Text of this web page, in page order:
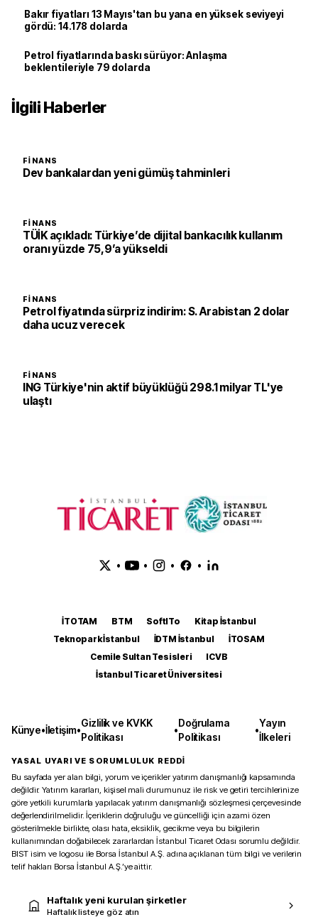
Bakır fiyatları 13 Mayıs'tan bu yana en yüksek seviyeyi
gördü: 14.178 dolarda
Petrol fiyatlarında baskı sürüyor: Anlaşma
beklentileriyle 79 dolarda
İlgili Haberler
FINANS
Dev bankalardan yeni gümüş tahminleri
FINANS
TÜİK açıkladı: Türkiye’de dijital bankacılık kullanım
oranı yüzde 75,9’a yükseldi
FINANS
Petrol fiyatında sürpriz indirim: S. Arabistan 2 dolar
daha ucuz verecek
FINANS
ING Türkiye'nin aktif büyüklüğü 298.1 milyar TL'ye
ulaştı
• • • •
İTOTAM BTM SoftITo
Kitap İstanbul
Teknopark İstanbul
İDTM İstanbul
İTOSAM
Cemile Sultan Tesisleri
ICVB
İstanbul Ticaret Üniversitesi
Künye•İletişim•
Gizlilik ve KVKK
Politikası
•
Doğrulama
Politikası
•
Yayın
İlkeleri
YASAL UYARI VE SORUMLULUK REDDİ
Bu sayfada yer alan bilgi, yorum ve içerikler yatırım danışmanlığı kapsamında
değildir. Yatırım kararları, kişisel mali durumunuz ile risk ve getiri tercihlerinize
göre yetkili kurumlarla yapılacak yatırım danışmanlığı sözleşmesi çerçevesinde
değerlendirilmelidir. İçeriklerin doğruluğu ve güncelliği için azami özen
gösterilmekle birlikte, olası hata, eksiklik, gecikme veya bu bilgilerin
kullanımından doğabilecek zararlardan İstanbul Ticaret Odası sorumlu değildir.
BIST isim ve logosu ile Borsa İstanbul A.Ş. adına açıklanan tüm bilgi ve verilerin
telif hakları Borsa İstanbul A.Ş.’ye aittir.
Haftalık yeni kurulan şirketler
Haftalık listeye göz atın